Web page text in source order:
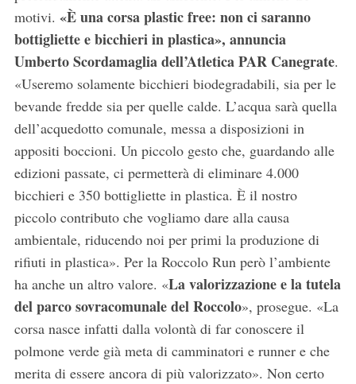
motivi. «È una corsa plastic free: non ci saranno
bottigliette e bicchieri in plastica», annuncia
Umberto Scordamaglia dell’Atletica PAR Canegrate.
«Useremo solamente bicchieri biodegradabili, sia per le
bevande fredde sia per quelle calde. L’acqua sarà quella
dell’acquedotto comunale, messa a disposizioni in
appositi boccioni. Un piccolo gesto che, guardando alle
edizioni passate, ci permetterà di eliminare 4.000
bicchieri e 350 bottigliette in plastica. È il nostro
piccolo contributo che vogliamo dare alla causa
ambientale, riducendo noi per primi la produzione di
rifiuti in plastica». Per la Roccolo Run però l’ambiente
ha anche un altro valore. «La valorizzazione e la tutela
del parco sovracomunale del Roccolo», prosegue. «La
corsa nasce infatti dalla volontà di far conoscere il
polmone verde già meta di camminatori e runner e che
merita di essere ancora di più valorizzato». Non certo